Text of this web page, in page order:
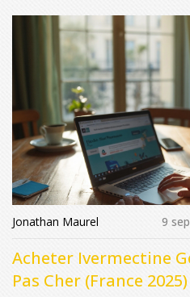
Jonathan Maurel 9
Acheter Ivermectine
Pas Cher (France